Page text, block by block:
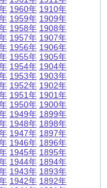
1960年
1959年
1958年
1957年
1956年
1955年
1954年
1953年
1952年
1951年
1950年
1949年
1948年
1947年
1946年
1945年
1944年
1943年
1942年
1910年
1909年
1908年
1907年
1906年
1905年
1904年
1903年
1902年
1901年
1900年
1899年
1898年
1897年
1896年
1895年
1894年
1893年
1892年